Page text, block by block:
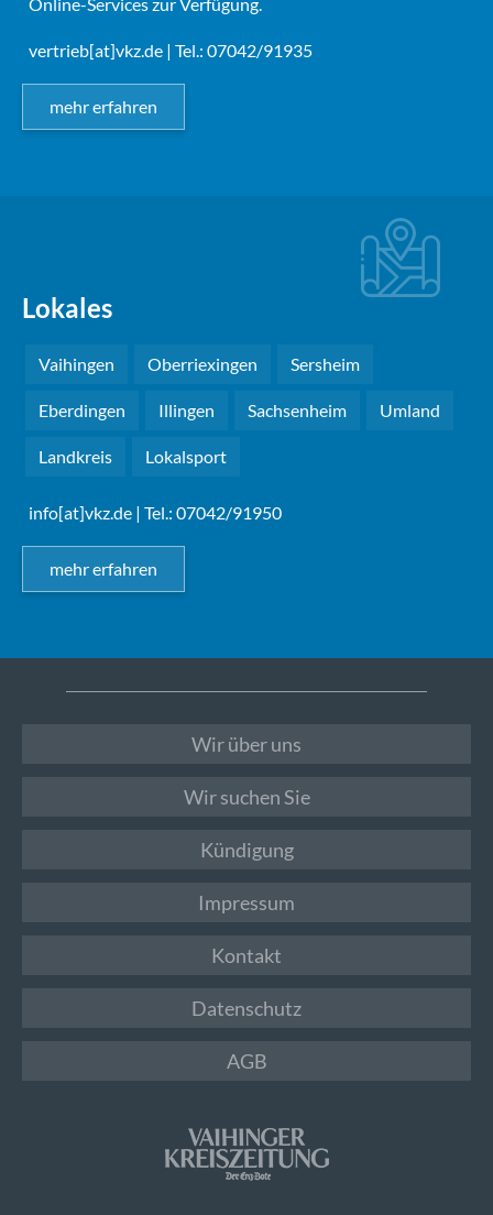
vertrieb[at]vkz.de | Tel.: 07042/91935
mehr erfahren
Lokales
Vaihingen Oberriexingen Sersheim
Eberdingen Illingen Sachsenheim Umland
Landkreis Lokalsport
info[at]vkz.de | Tel.: 07042/91950
mehr erfahren
Wir über uns
Wir suchen Sie
Kündigung
Impressum
Kontakt
Datenschutz
AGB